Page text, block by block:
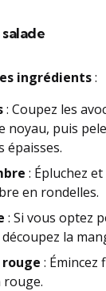
ingrédients:
: Coupez les
noyau, puis
épaisses.
: Épluchez
en rondelles.
: Si vous optez
la
: Émincez
rouge.